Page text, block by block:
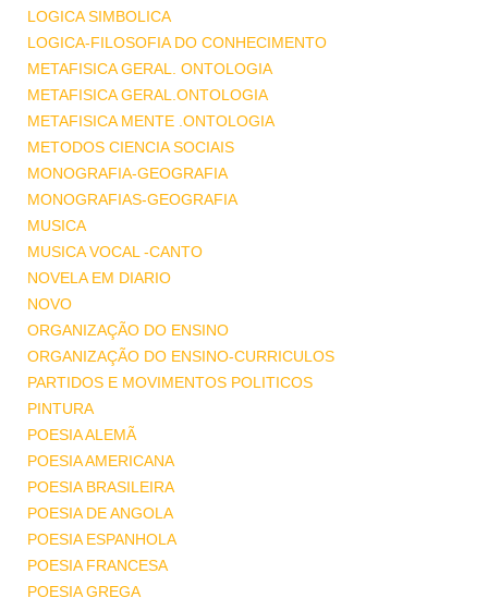
LOGICA SIMBOLICA
LOGICA-FILOSOFIA DO CONHECIMENTO
METAFISICA GERAL. ONTOLOGIA
METAFISICA GERAL.ONTOLOGIA
METAFISICA MENTE .ONTOLOGIA
METODOS CIENCIA SOCIAIS
MONOGRAFIA-GEOGRAFIA
MONOGRAFIAS-GEOGRAFIA
MUSICA
MUSICA VOCAL -CANTO
NOVELA EM DIARIO
NOVO
ORGANIZAÇÃO DO ENSINO
ORGANIZAÇÃO DO ENSINO-CURRICULOS
PARTIDOS E MOVIMENTOS POLITICOS
PINTURA
POESIA ALEMÃ
POESIA AMERICANA
POESIA BRASILEIRA
POESIA DE ANGOLA
POESIA ESPANHOLA
POESIA FRANCESA
POESIA GREGA